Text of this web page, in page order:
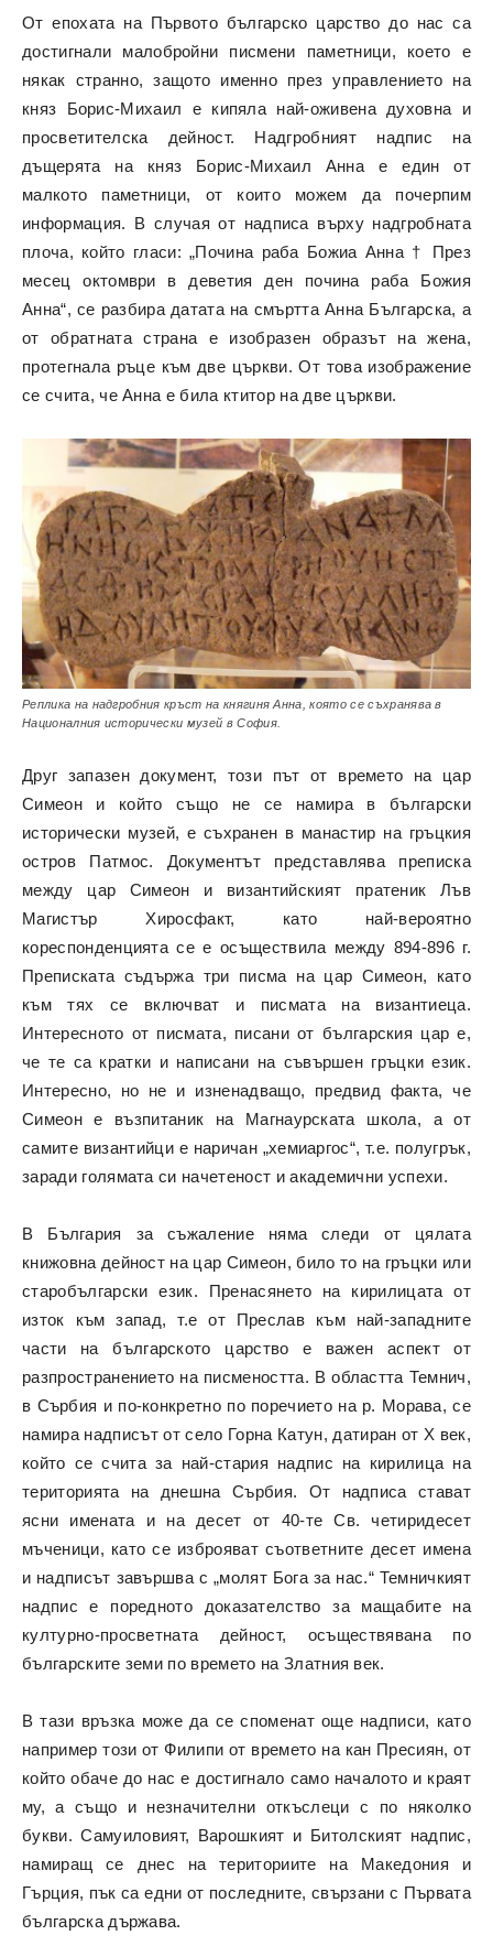
От епохата на Първото българско царство до нас са
достигнали малобройни писмени паметници, което е
някак странно, защото именно през управлението на
княз Борис-Михаил е кипяла най-оживена духовна и
просветителска дейност. Надгробният надпис на
дъщерята на княз Борис-Михаил Анна е един от
малкото паметници, от които можем да почерпим
информация. В случая от надписа върху надгробната
плоча, който гласи: „Почина раба Божиа Анна † През
месец октомври в деветия ден почина раба Божия
Анна“, се разбира датата на смъртта Анна Българска, а
от обратната страна е изобразен образът на жена,
протегнала ръце към две църкви. От това изображение
се счита, че Анна е била ктитор на две църкви.
Реплика на надгробния кръст на княгиня Анна, която се съхранява в
Националния исторически музей в София.
Друг запазен документ, този път от времето на цар
Симеон и който също не се намира в български
исторически музей, е съхранен в манастир на гръцкия
остров Патмос. Документът представлява преписка
между цар Симеон и византийският пратеник Лъв
Магистър Хиросфакт, като най-вероятно
кореспонденцията се е осъществила между 894-896 г.
Преписката съдържа три писма на цар Симеон, като
към тях се включват и писмата на византиеца.
Интересното от писмата, писани от българския цар е,
че те са кратки и написани на съвършен гръцки език.
Интересно, но не и изненадващо, предвид факта, че
Симеон е възпитаник на Магнаурската школа, а от
самите византийци е наричан „хемиаргос“, т.е. полугрък,
заради голямата си начетеност и академични успехи.
В България за съжаление няма следи от цялата
книжовна дейност на цар Симеон, било то на гръцки или
старобългарски език. Пренасянето на кирилицата от
изток към запад, т.е от Преслав към най-западните
части на българското царство е важен аспект от
разпространението на писмеността. В областта Темнич,
в Сърбия и по-конкретно по поречието на р. Морава, се
намира надписът от село Горна Катун, датиран от X век,
който се счита за най-стария надпис на кирилица на
територията на днешна Сърбия. От надписа стават
ясни имената и на десет от 40-те Св. четиридесет
мъченици, като се изброяват съответните десет имена
и надписът завършва с „молят Бога за нас.“ Темничкият
надпис е поредното доказателство за мащабите на
културно-просветната дейност, осъществявана по
българските земи по времето на Златния век.
В тази връзка може да се споменат още надписи, като
например този от Филипи от времето на кан Пресиян, от
който обаче до нас е достигнало само началото и краят
му, а също и незначителни откъслеци с по няколко
букви. Самуиловият, Варошкият и Битолският надпис,
намиращ се днес на териториите на Македония и
Гърция, пък са едни от последните, свързани с Първата
българска държава.